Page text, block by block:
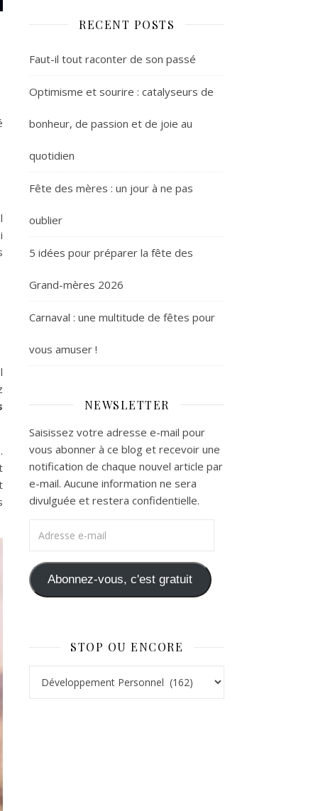
RECENT POSTS
Faut-il tout raconter de son passé
Optimisme et sourire : catalyseurs de
bonheur, de passion et de joie au
quotidien
Fête des mères : un jour à ne pas
oublier
5 idées pour préparer la fête des
Grand-mères 2026
Carnaval : une multitude de fêtes pour
vous amuser !
NEWSLETTER
Saisissez votre adresse e-mail pour
vous abonner à ce blog et recevoir une
notification de chaque nouvel article par
e-mail. Aucune information ne sera
divulguée et restera confidentielle.
Abonnez-vous, c'est gratuit
STOP OU ENCORE